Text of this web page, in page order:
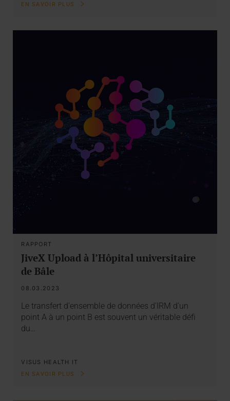
EN SAVOIR PLUS
RAPPORT
JiveX Upload à l’Hôpital universitaire
de Bâle
08.03.2023
Le transfert d’ensemble de données d’IRM d’un
point A à un point B est souvent un véritable défi
du…
VISUS HEALTH IT
EN SAVOIR PLUS